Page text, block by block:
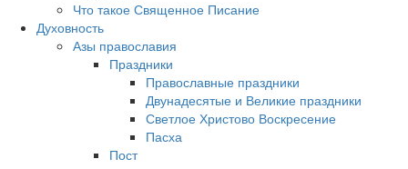
Что такое Священное Писание
Духовность
Азы православия
Праздники
Православные праздники
Двунадесятые и Великие праздники
Светлое Христово Воскресение
Пасха
Пост